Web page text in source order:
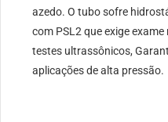
azedo. O tubo sofre
com PSL2 que exige
testes ultrassônicos,
aplicações de alta pressão.